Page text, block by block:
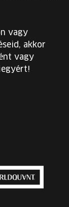
vagy
akkor
vagy